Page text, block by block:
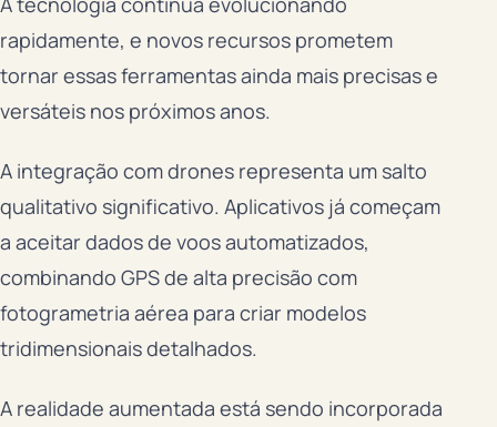
rapidamente, e novos recursos prometem
tornar essas ferramentas ainda mais precisas e
versáteis nos próximos anos.
A integração com drones representa um salto
qualitativo significativo. Aplicativos já começam
a aceitar dados de voos automatizados,
combinando GPS de alta precisão com
fotogrametria aérea para criar modelos
tridimensionais detalhados.
A realidade aumentada está sendo incorporada